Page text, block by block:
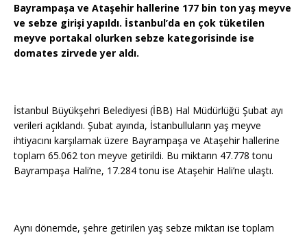
Bayrampaşa ve Ataşehir hallerine 177 bin ton yaş meyve
ve sebze girişi yapıldı. İstanbul’da en çok tüketilen
meyve portakal olurken sebze kategorisinde ise
domates zirvede yer aldı.
İstanbul Büyükşehri Belediyesi (İBB) Hal Müdürlüğü Şubat ayı
verileri açıklandı. Şubat ayında, İstanbulluların yaş meyve
ihtiyacını karşılamak üzere Bayrampaşa ve Ataşehir hallerine
toplam 65.062 ton meyve getirildi. Bu miktarın 47.778 tonu
Bayrampaşa Hali’ne, 17.284 tonu ise Ataşehir Hali’ne ulaştı.
Aynı dönemde, şehre getirilen yaş sebze miktarı ise toplam